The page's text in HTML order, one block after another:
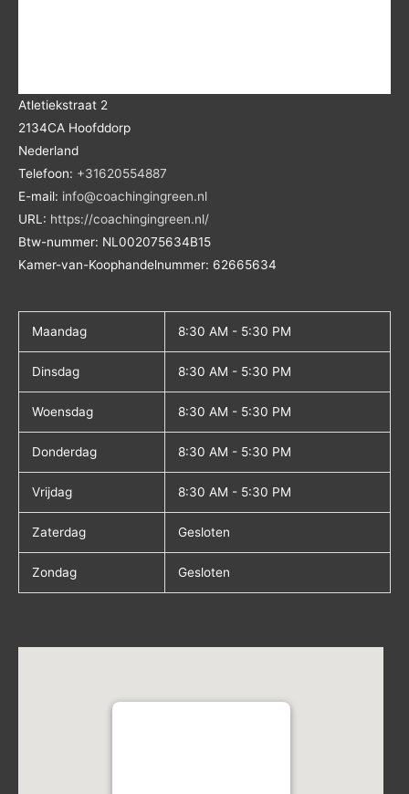
Atletiekstraat 2
2134CA Hoofddorp
Nederland
Telefoon: +31620554887
E-mail: info@coachingingreen.nl
URL: https://coachingingreen.nl/
Btw-nummer: NL002075634B15
Kamer-van-Koophandelnummer: 62665634
Maandag 8:30 AM - 5:30 PM
Dinsdag 8:30 AM - 5:30 PM
Woensdag 8:30 AM - 5:30 PM
Donderdag 8:30 AM - 5:30 PM
Vrijdag 8:30 AM - 5:30 PM
Zaterdag Gesloten
Zondag Gesloten